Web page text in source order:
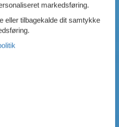
markedsføring.
eller tilbagekalde dit samtykke